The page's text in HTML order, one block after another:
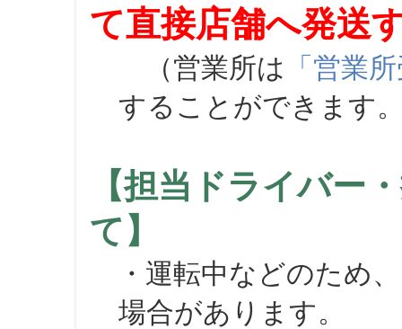
て直接店舗へ発送
（営業所は 「営業
することができます
【担当ドライバー
て】
・運転中などのため
場合があります。